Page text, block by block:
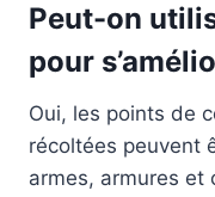
Peut-on
pour
Oui, les points de
récoltées peuvent
armes, armures et